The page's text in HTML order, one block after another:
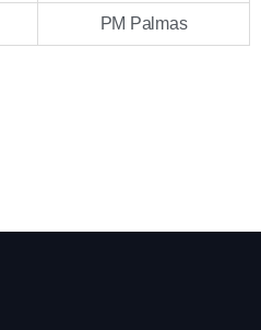
PM Palmas